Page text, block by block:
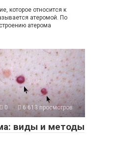
которое относится к
атеромой. По
атерома
0
6 613 просмотров
виды и методы